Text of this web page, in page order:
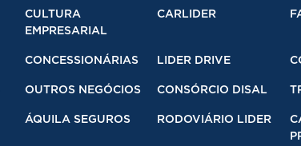
CULTURA
EMPRESARIAL
CONCESSIONÁRIAS
OUTROS NEGÓCIOS
ÁQUILA SEGUROS
CARLIDER
LIDER DRIVE
CONSÓRCIO DISAL
RODOVIÁRIO LIDER